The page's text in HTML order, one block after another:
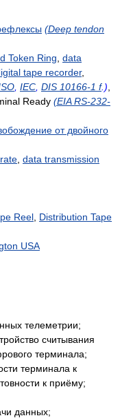
(Deep tendon
Token Ring data
tape recorder,
IEC DIS 10166-1 f.)
Ready (EIA RS-232-
от двойного
data transmission
Reel Distribution Tape
USA
телеметрии;
считывания
терминала;
терминала к
к приёму;
данных;